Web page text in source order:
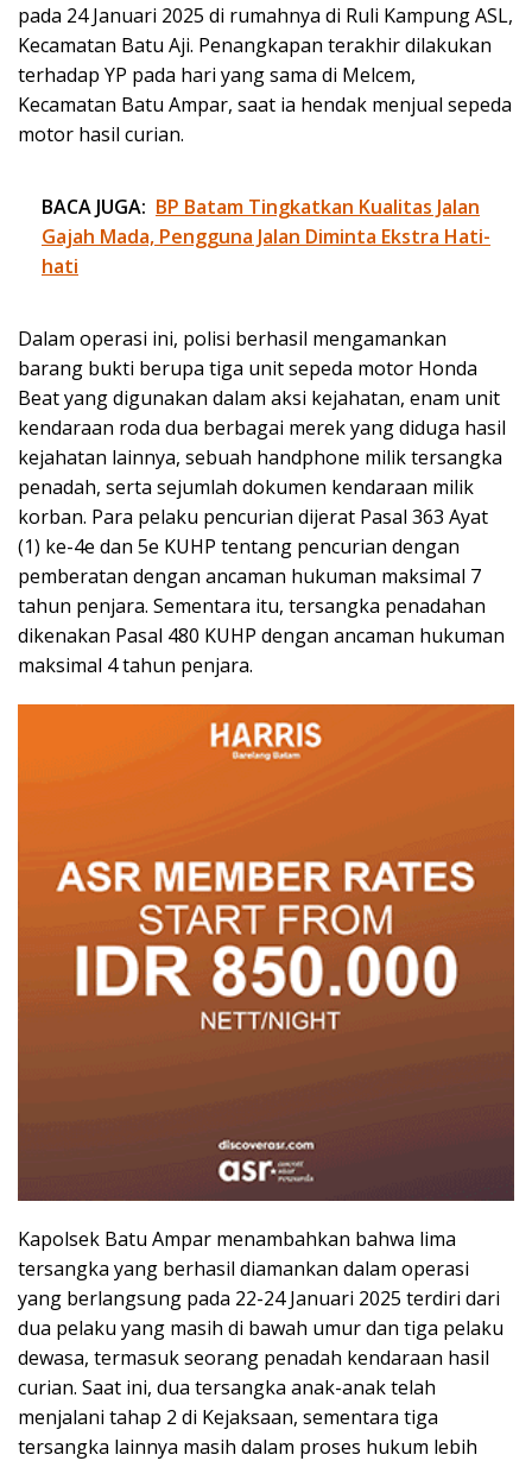
pada 24 Januari 2025 di rumahnya di Ruli Kampung ASL,
Kecamatan Batu Aji. Penangkapan terakhir dilakukan
terhadap YP pada hari yang sama di Melcem,
Kecamatan Batu Ampar, saat ia hendak menjual sepeda
motor hasil curian.
BACA JUGA: BP Batam Tingkatkan Kualitas Jalan
Gajah Mada, Pengguna Jalan Diminta Ekstra Hati-
hati
Dalam operasi ini, polisi berhasil mengamankan
barang bukti berupa tiga unit sepeda motor Honda
Beat yang digunakan dalam aksi kejahatan, enam unit
kendaraan roda dua berbagai merek yang diduga hasil
kejahatan lainnya, sebuah handphone milik tersangka
penadah, serta sejumlah dokumen kendaraan milik
korban. Para pelaku pencurian dijerat Pasal 363 Ayat
(1) ke-4e dan 5e KUHP tentang pencurian dengan
pemberatan dengan ancaman hukuman maksimal 7
tahun penjara. Sementara itu, tersangka penadahan
dikenakan Pasal 480 KUHP dengan ancaman hukuman
maksimal 4 tahun penjara.
Kapolsek Batu Ampar menambahkan bahwa lima
tersangka yang berhasil diamankan dalam operasi
yang berlangsung pada 22-24 Januari 2025 terdiri dari
dua pelaku yang masih di bawah umur dan tiga pelaku
dewasa, termasuk seorang penadah kendaraan hasil
curian. Saat ini, dua tersangka anak-anak telah
menjalani tahap 2 di Kejaksaan, sementara tiga
tersangka lainnya masih dalam proses hukum lebih